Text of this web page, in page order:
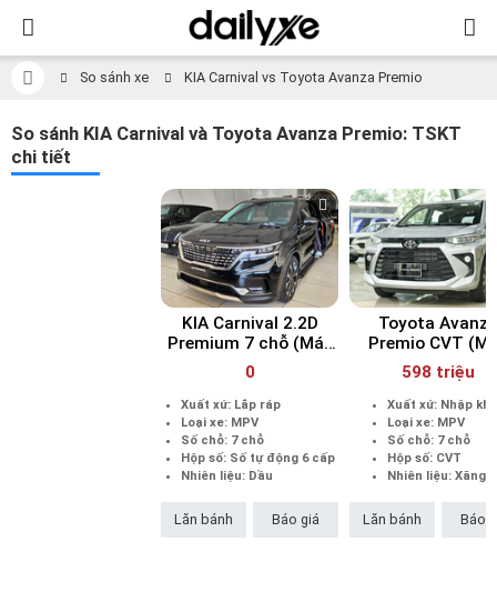
So sánh xe KIA Carnival vs Toyota Avanza Premio
So sánh KIA Carnival và Toyota Avanza Premio: TSKT
chi tiết
KIA Carnival 2.2D
Premium 7 chỗ (Máy
dầu)
0
Xuất xứ: Lắp ráp
Loại xe: MPV
Số chỗ: 7 chỗ
Hộp số: Số tự động 6 cấp
Nhiên liệu: Dầu
Lăn bánh Báo giá
Toyota Avanza
Premio CVT
xăng)
598 triệu
Xuất xứ: Nhập
Loại xe: MPV
Số chỗ: 7 chỗ
Hộp số: CVT
Nhiên liệu: Xăng
Lăn bánh Báo